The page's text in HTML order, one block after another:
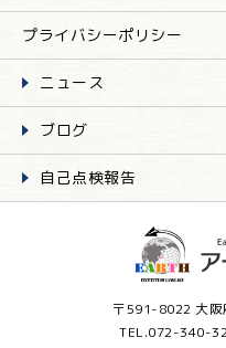
プライバシーポリシー
ニュース
ブログ
自己点検報告
〒591-8022 大
TEL.072-340-